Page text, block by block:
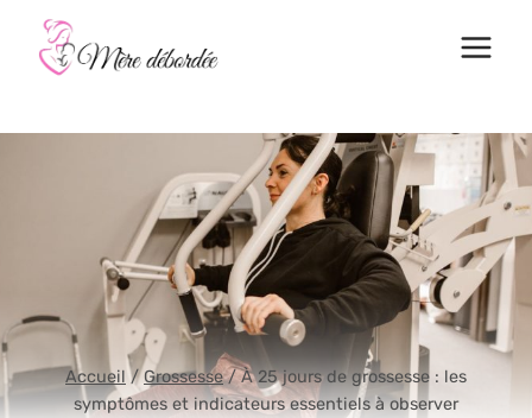
contenu
Accueil / Grossesse / À 25 jours de grossesse : les
symptômes et indicateurs essentiels à observer